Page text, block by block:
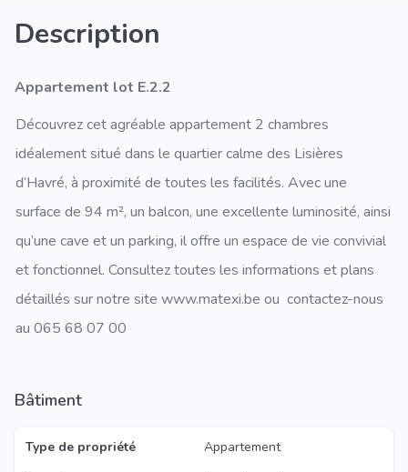
Description
Appartement lot E.2.2
Découvrez cet agréable appartement 2 chambres
idéalement situé dans le quartier calme des Lisières
d’Havré, à proximité de toutes les facilités. Avec une
surface de 94 m², un balcon, une excellente luminosité, ainsi
qu’une cave et un parking, il offre un espace de vie convivial
et fonctionnel. Consultez toutes les informations et plans
détaillés sur notre site www.matexi.be ou contactez-nous
au 065 68 07 00
Bâtiment
Type de propriété
Appartement